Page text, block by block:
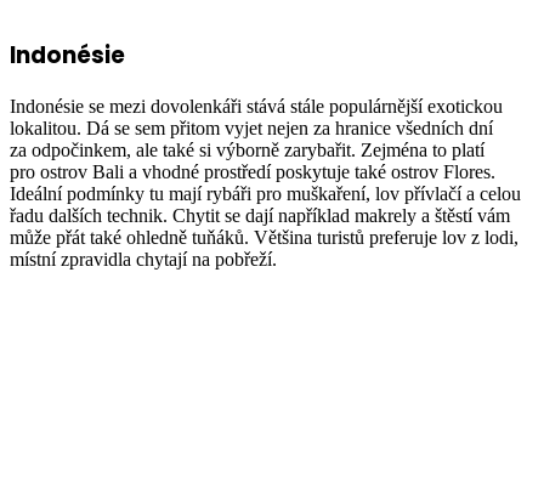
Indonésie
Indonésie se mezi dovolenkáři stává stále populárnější exotickou
lokalitou. Dá se sem přitom vyjet nejen za hranice všedních dní
za odpočinkem, ale také si výborně zarybařit. Zejména to platí
pro ostrov Bali a vhodné prostředí poskytuje také ostrov Flores.
Ideální podmínky tu mají rybáři pro muškaření, lov přívlačí a celou
řadu dalších technik. Chytit se dají například makrely a štěstí vám
může přát také ohledně tuňáků. Většina turistů preferuje lov z lodi,
místní zpravidla chytají na pobřeží.